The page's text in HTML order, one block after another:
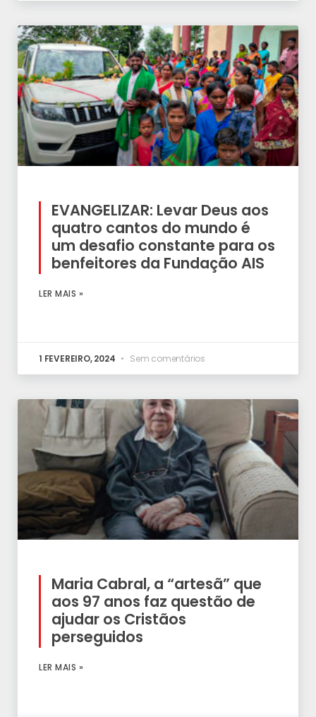
EVANGELIZAR: Levar Deus aos
quatro cantos do mundo é
um desafio constante para os
benfeitores da Fundação AIS
LER MAIS »
1 FEVEREIRO, 2024 Sem comentários
Maria Cabral, a “artesã” que
aos 97 anos faz questão de
ajudar os Cristãos
perseguidos
LER MAIS »